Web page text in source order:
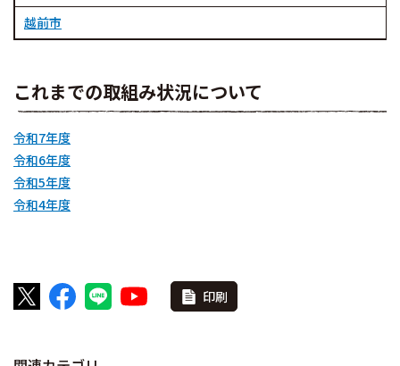
越前市
これまでの取組み状況について
令和7年度
令和6年度
令和5年度
令和4年度
印刷